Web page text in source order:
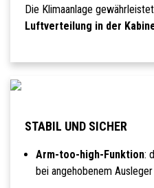
Die Klimaanlage
Luftverteilung in der
STABIL UND SICHER
Arm-too-high-Funktion:
bei angehobenem